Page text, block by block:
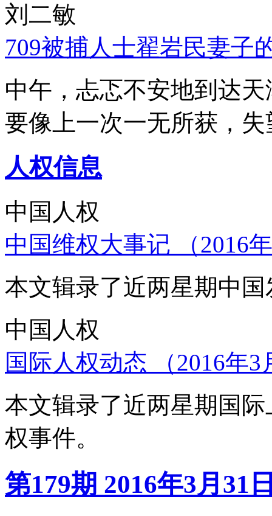
刘二敏
709被捕人士翟岩民妻子
中午，忐忑不安地到达
要像上一次一无所获，
人权信息
中国人权
中国维权大事记 （2016
本文辑录了近两星期中
中国人权
国际人权动态 （2016年
本文辑录了近两星期国
权事件。
第179期 2016年3月31